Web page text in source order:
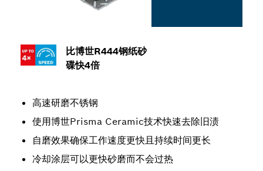
比博世R444钢纸砂
碟快4倍
高速研磨不锈钢
使用博世Prisma Ceramic技术快速去除旧渍
自磨效果确保工作速度更快且持续时间更长
冷却涂层可以更快砂磨而不会过热